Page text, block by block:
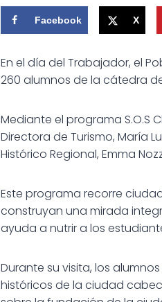
Facebook X
En el día del Trabajador, el
260 alumnos de la cátedra
Mediante el programa S.O.S
Directora de Turismo, María
Histórico Regional, Emma
Este programa recorre
construyan una mirada
ayuda a nutrir a los
Durante su visita, los
históricos de la ciudad